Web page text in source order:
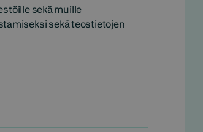
sekä muille
sekä teostietojen